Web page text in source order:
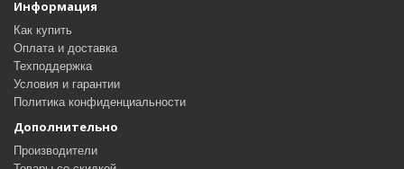
Информация
Как купить
Оплата и доставка
Техподдержка
Условия и гарантии
Политика конфиденциальности
Дополнительно
Производители